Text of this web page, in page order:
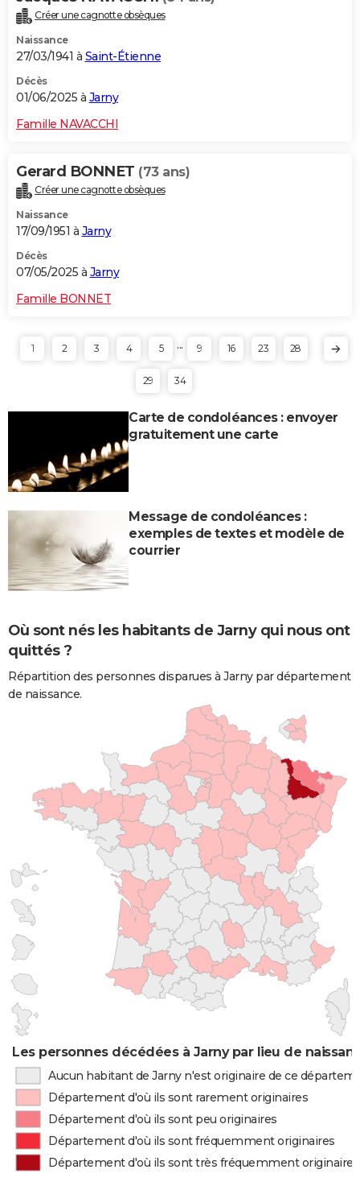
Créer une cagnotte obsèques
Naissance
27/03/1941 à Saint-Étienne
Décès
01/06/2025 à Jarny
Famille NAVACCHI
Gerard BONNET (73 ans)
Créer une cagnotte obsèques
Naissance
17/09/1951 à Jarny
Décès
07/05/2025 à Jarny
Famille BONNET
1 2 3 4 5 ... 9 16 23 28
29 34
Carte de condoléances : envoyer
gratuitement une carte
Message de condoléances :
exemples de textes et modèle de
courrier
Où sont nés les habitants de Jarny qui nous ont
quittés ?
Répartition des personnes disparues à Jarny par département
de naissance.
Les personnes décédées à Jarny par lieu de
Aucun habitant de Jarny n'est originaire de ce
Département d'où ils sont rarement originaires
Département d'où ils sont peu originaires
Département d'où ils sont fréquemment originaires
Département d'où ils sont très fréquemment originaires